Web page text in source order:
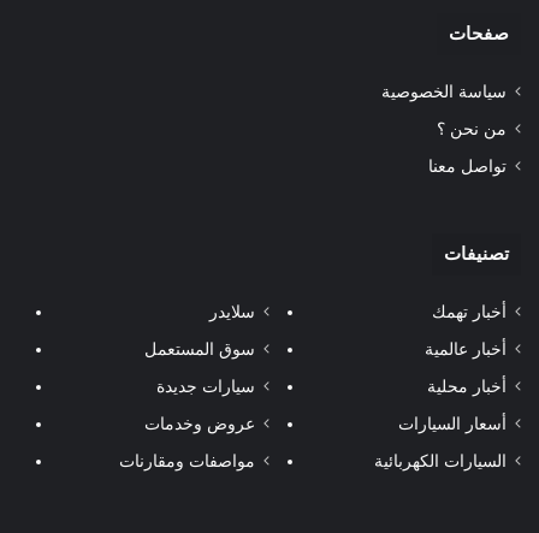
صفحات
سياسة الخصوصية
من نحن ؟
تواصل معنا
تصنيفات
أخبار تهمك
أخبار عالمية
أخبار محلية
أسعار السيارات
السيارات الكهربائية
سلايدر
سوق المستعمل
سيارات جديدة
عروض وخدمات
مواصفات ومقارنات